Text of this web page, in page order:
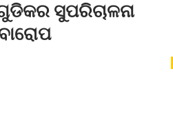
ସୁପରିଚାଳନା